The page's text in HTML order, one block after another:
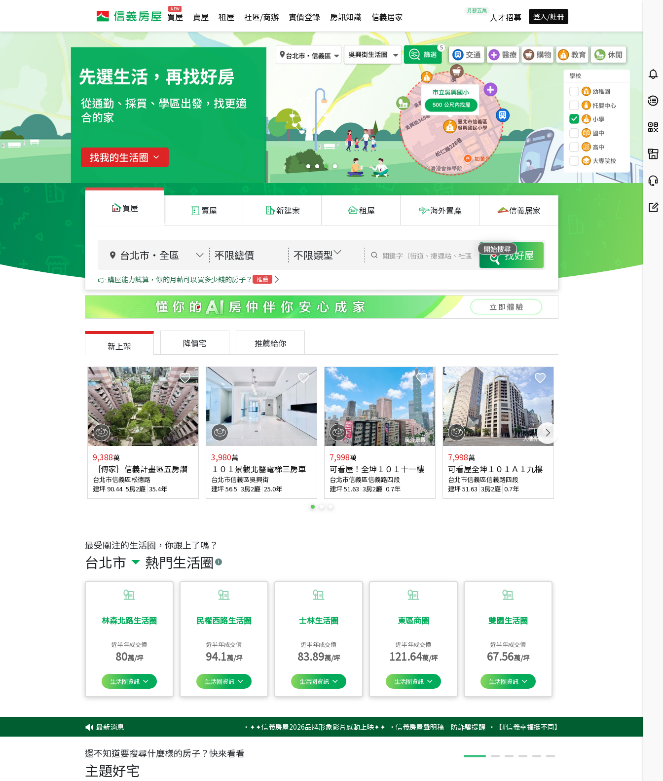
買屋 賣屋 租屋 社區/商辦 實價登錄 房訊知識 信義居家 人才招募 登入/註冊
買屋 賣屋 新建案 租屋 海外置產 信義居家
台北市 ・ 全區 不限總價 不限類型
開始搜尋
找好屋
👉 購屋能力試算，你的月薪可以買多少錢的房子？ 推薦
最受關注的生活圈，你跟上了嗎？
台北市 熱門生活圈
林森北路生活圈
近半年成交價
80萬/坪
生活圈資訊
民權西路生活圈
近半年成交價
94.1萬/坪
生活圈資訊
士林生活圈
近半年成交價
83.89萬/坪
生活圈資訊
東區商圈
近半年成交價
121.64萬/坪
生活圈資訊
雙園生活圈
近半年成交價
67.56萬/坪
生活圈資訊
新上架 降價宅 推薦給你
9,388萬
｛傳家｝信義計畫區五房讚
台北市信義區松德路
建坪90.44 5房2廳 35.4年
3,980萬
１０１景觀北醫電梯三房車
台北市信義區吳興街
建坪56.5 3房2廳 25.0年
7,998萬
可看屋！全坤１０１十一樓
台北市信義區信義路四段
建坪51.63 3房2廳 0.7年
7,998萬
可看屋全坤１０１Ａ１九樓
台北市信義區信義路四段
建坪51.63 3房2廳 0.7年
最新消息 ✦✦信義房屋2026品牌形象影片感動上映✦✦ ‧信義房屋聲明稿－防詐騙提醒 ‧【#信義幸福挺不同】用實力，讓升職免抽號碼牌！最新雇主
還不知道要搜尋什麼樣的房子？快來看看
主題好宅